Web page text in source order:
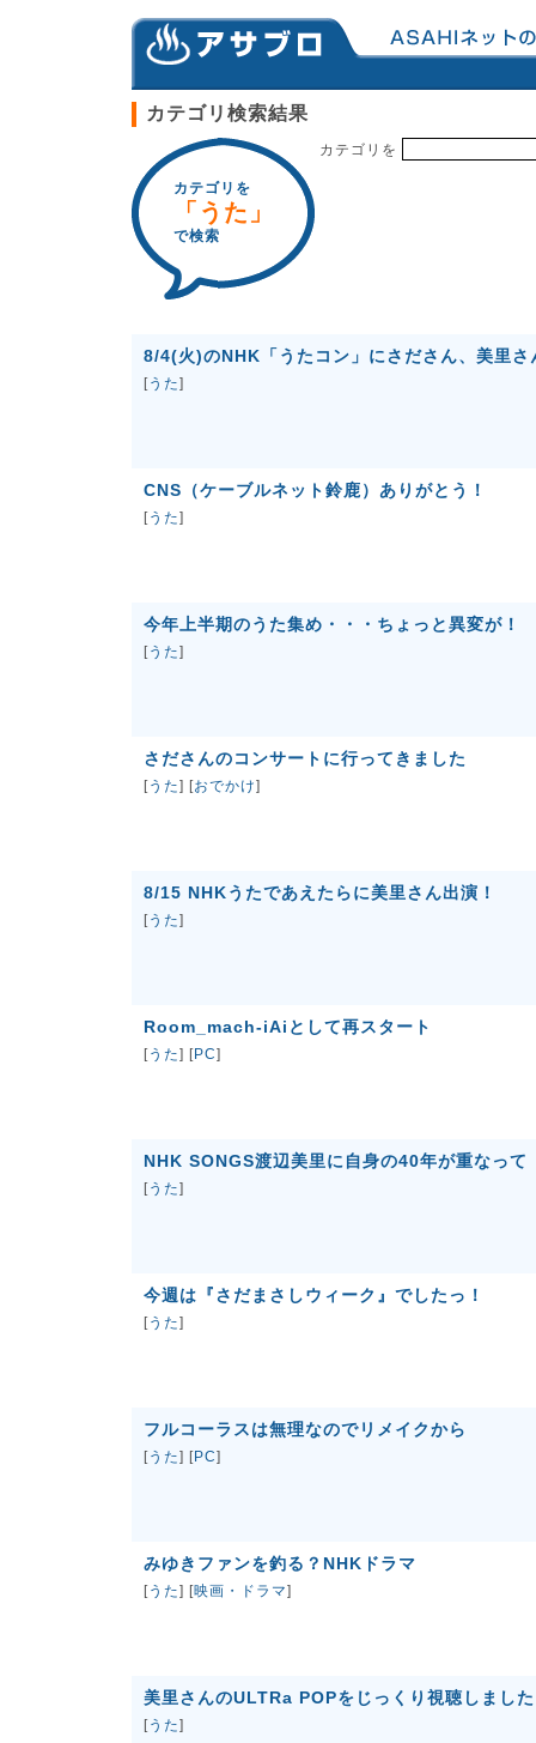
カテゴリ検索結果
カテゴリを
「うた」
で検索
カテゴリを
8/4(火)のNHK「うたコン」にさださん、美里さ
[うた]
CNS（ケーブルネット鈴鹿）ありがとう！
[うた]
今年上半期のうた集め・・・ちょっと異変が！
[うた]
さださんのコンサートに行ってきました
[うた] [おでかけ]
8/15 NHKうたであえたらに美里さん出演！
[うた]
Room_mach-iAiとして再スタート
[うた] [PC]
NHK SONGS渡辺美里に自身の40年が重なって
[うた]
今週は『さだまさしウィーク』でしたっ！
[うた]
フルコーラスは無理なのでリメイクから
[うた] [PC]
みゆきファンを釣る？NHKドラマ
[うた] [映画・ドラマ]
美里さんのULTRa POPをじっくり視聴しまし
[うた]